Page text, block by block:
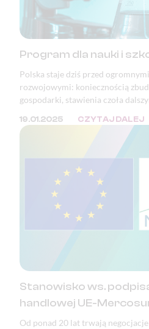
Program dla nauki i
Polska staje dziś przed
rozwojowymi: koniecznością
gospodarki, stawienia czoła
wykorzystaniem potencjału i
19.01.2025 CZYTAJ DALEJ
Stanowisko ws.
handlowej UE-
Od ponad 20 lat trwają